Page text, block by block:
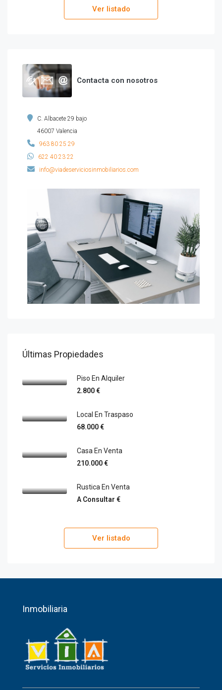
Ver listado
Contacta con nosotros
C. Albacete 29 bajo
46007 Valencia
963 80 25 29
622 40 23 22
info@viadeserviciosinmobiliarios.com
Últimas Propiedades
Piso En Alquiler
2.800 €
Local En Traspaso
68.000 €
Casa En Venta
210.000 €
Rustica En Venta
A Consultar €
Ver listado
Inmobiliaria